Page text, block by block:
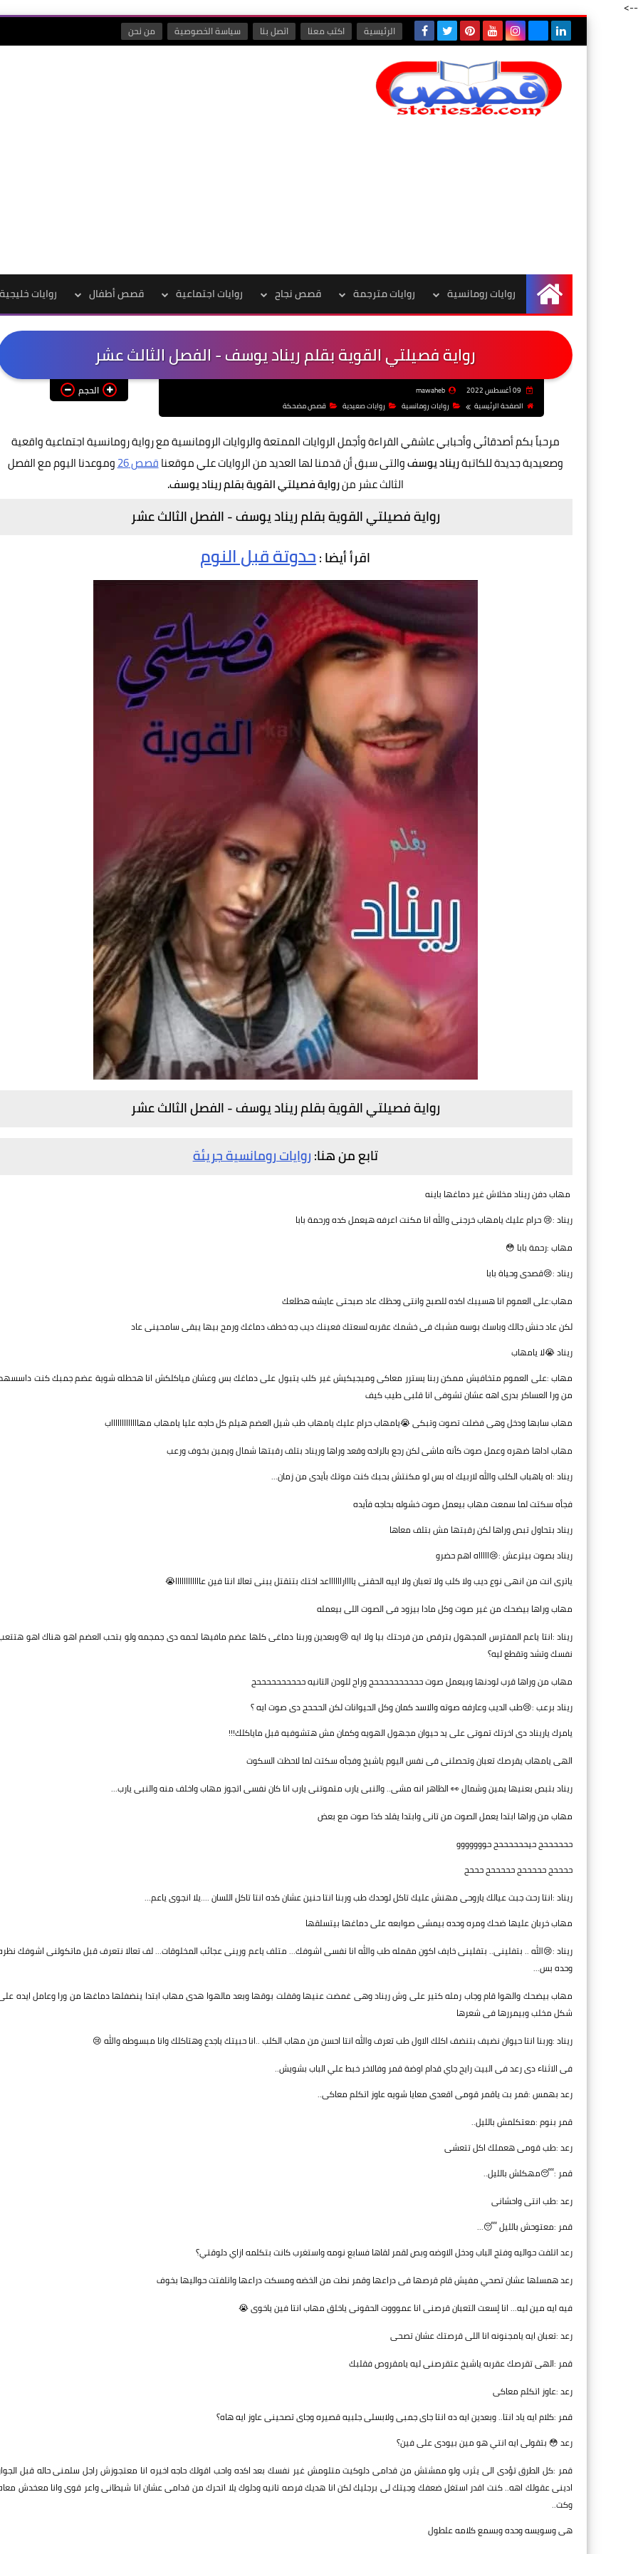
-->
الرئيسية اكتب معنا اتصل بنا سياسة الخصوصية من نحن
الرئيسية
روايات رومانسية روايات مترجمة قصص نجاح روايات اجتماعية قصص أطفال روايات خليجية
رواية فصيلتي القوية بقلم ريناد يوسف - الفصل الثالث عشر
mawaheb
الصفحة الرئيسية
روايات رومانسية روايات صعيدية قصص مضحكة
الحجم
مرحباً بكم أصدقائي وأحبابي عاشقي القراءة وأجمل الروايات الممتعة والروايات الرومانسية مع رواية رومانسيةاجتماعية واقعية
وصعيديةجديدة للكاتبةريناد يوسفوالتى سبق أن قدمنا لها العديد من الروايات علي موقعناقصص 26 وموعدنا اليوم مع الفصل
الثالث عشر منرواية فصيلتي القوية بقلم ريناد يوسف.
رواية فصيلتي القوية بقلم ريناد يوسف -الفصل الثالث عشر
اقرأ أيضا :حدوتة قبل النوم
رواية فصيلتي القوية بقلم ريناد يوسف - الفصل الثالث عشر
تابع من هنا:روايات رومانسية جريئة
مهاب دفن ريناد مخلاش غير دماغها باينه
ريناد :😢 حرام عليك يامهاب خرجنى والله انا مكنت اعرفه هيعمل كده ورحمة بابا
مهاب :رحمة بابا 😳
ريناد :😢قصدى وحياة بابا
مهاب:على العموم انا هسيبك اكده للصبح وانتى وحظك عاد صبحتى عايشه هطلعك
لكن عاد حنش جالك وباسك بوسه مشبك فى خشمك عقربه لسعتك فعينك ديب جه خطف دماغك ورمح بيها يبقى سامحينى عاد
ريناد 😭لا يامهاب
مهاب :على العموم متخافيش ممكن ربنا يسترر معاكى وميجيكيش غير كلب يتبول على دماغك بس وعشان مياكلكش انا هحطله شوية عضم جمبك كنت
من ورا العساكر بدرى اهه عشان تشوفى انا قلبى طيب كيف
مهاب سابها ودخل وهى فضلت تصوت وتبكى 😭يامهاب حرام عليك يامهاب طب شيل العضم هيلم كل حاجه عليا يامهاب مهاااااااااااااب
مهاب اداها ضهره وعمل صوت كأنه ماشى لكن رجع بالراحه وقعد وراها وريناد بتلف رقبتها شمال ويمين بخوف ورعب
ريناد :اه ياهباب الكلب والله لاربيك اه بس لو مكنتش بحبك كنت موتك بأيدى من زمان...
فجأه سكتت لما سمعت مهاب بيعمل صوت خشوله بحاجه فأيده
ريناد بتحاول تبص وراها لكن رقبتها مش بتلف معاها
ريناد بصوت بيترعش :😢اااااه اهم حضرو
ياترى انت من انهى نوع ديب ولا كلب ولا تعبان ولا اييه الحقنى ياااارااااااعد اختك بتتقتل يبنى تعالا انتا فين عاااااااااااا😭
مهاب وراها بيضحك من غير صوت وكل مادا بيزود فى الصوت اللى بيعمله
ريناد :انتا ياعم المفترس المجهول بترقص من فرحتك بيا ولا ايه 😢وبعدين وربنا دماغى كلها عضم مافيها لحمه دى جمجمه ولو بتحب العضم اهو هناك اهو
نفسك وتشد وتقطع ليه؟
مهاب من وراها قرب لودنها وبيعمل صوت ححححححححححح وراح للودن التانيه ححححححححححح
ريناد برعب :😢طب الديب وعارفه صوته والاسد كمان وكل الحيوانات لكن الحححح دى صوت ايه ؟
يامرك ياريناد دى اخرتك تموتى على يد حيوان مجهول الهويه وكمان مش هتشوفيه قبل ماياكلك!!!
الهى يامهاب يقرصك تعبان وتحصلنى فى نفس اليوم ياشيخ وفجأه سكتت لما لاحظت السكوت
ريناد بتبص بعنيها يمين وشمال 👀 الظاهر انه مشى.. والنبى يارب متموتنى يارب انا كان نفسى اتجوز مهاب واخلف منه والنبى يارب...
مهاب من وراها ابتدا يعمل الصوت من تانى وابتدا يقلد كذا صوت مع بعض
ححححححح حيححححححح حووووووو
ححححح حححححح حححححح حححح
ريناد :انتا رحت جبت عيالك ياروحى مهنش عليك تاكل لوحدك طب وربنا انتا حنين عشان كده انتا تاكل اللسان ....يلا انجوى ياعم...
مهاب خربان عليها ضحك ومره وحده بيمشى صوابعه على دماغها بيتسلقها
ريناد :😢الله .. بتفلينى.. بتفلينى خايف اكون مقمله طب والله انا نفسى اشوفك... متلف ياعم ورينى عجائب المخلوقات... لف تعالا نتعرف قبل ماتكولنى اشوفك
وحده بس...
مهاب بيضحك والهوا قام وجاب رمله كتير على وش ريناد وهى غمضت عنيها وقفلت بوقها وبعد مالهوا هدى مهاب ابتدا ينضفلها دماغها من ورا وعامل ايده
شكل مخلب وبيمررها فى شعرها
ريناد :وربنا انتا حيوان نضيف بتنضف اكلك الاول طب تعرف والله انتا احسن من مهاب الكلب ..انا حبيتك ياجدع وهتاكلك وانا مبسوطه والله 😢
فى الاثناء دى رعد فى البيت رايح جاي قدام اوضة قمر وفالاخر خبط علي الباب بشويش..
رعد بهمس :قمر بت ياقمر قومى اقعدى معايا شويه عاوز اتكلم معاكى..
قمر بنوم :معتكلمش بالليل..
رعد :طب قومى هعملك اكل تتعشى
قمر :😴مهكلش بالليل..
رعد :طب انتى واحشانى
قمر :معتوحش بالليل 😴...
رعد اتلفت حواليه وفتح الباب ودخل الاوضه وبص لقمر لقاها فسابع نومه واستغرب كانت بتكلمه ازاي دلوقتي؟
رعد همسلها عشان تصحي مفيش قام قرصها فى دراعها وقمر نطت من الخضه ومسكت دراعها واتلفتت حواليها بخوف
فيه ايه مين ليه... انا لٍسعت التعبان قرصنى انا عموووت الحقونى ياخلق مهاب انتا فين ياخوى 😭
رعد :تعبان ايه يامجنونه انا اللى قرصتك عشان تصحى
قمر :الهى تقرصك عقربه ياشيخ عتقرصنى ليه يامقروص فقلبك
رعد :عاوز اتكلم معاكى
قمر :كلام ايه ياد انتا.. وبعدين ايه ده انتا جاى جمبى ولابسلى جلبيه قصيره وجاى تصحينى عاوز ايه هاه؟
رعد 😳 بتقولى ايه انتي هو مين بيودى على فين؟
قمر :كل الطرق تؤدى الى يثرب ولو ممشتش من قدامى دلوكيت متلومش غير نفسك بعد اكده واحب اقولك حاجه اخيره انا معتجوزش راجل سلمنى حاله قبل
ادينى عقولك اهه.. كنت اقدر استغل ضعفك وجيتك لى برجليك لكن انا هديك فرصه تانيه ودلوك يلا اتحرك من قدامى عشان انا شيطانى واعر قوى وانا معخدش
وكت..
هى وسويسه وحده وبسمع كلامه علطول